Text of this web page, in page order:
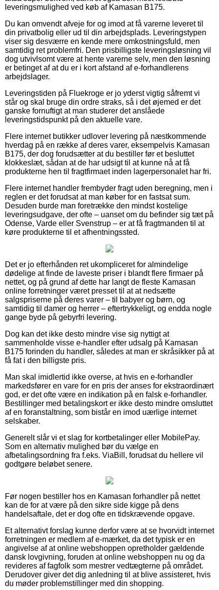
leveringsmulighed ved køb af Kamasan B175.
Du kan omvendt afveje for og imod at få varerne leveret til
din privatbolig eller ud til din arbejdsplads. Leveringstypen
viser sig desværre en kende mere omkostningsfuld, men
samtidig ret problemfri. Den prisbilligste leveringsløsning vil
dog utvivlsomt være at hente varerne selv, men den løsning
er betinget af at du er i kort afstand af e-forhandlerens
arbejdslager.
Leveringstiden på Fluekroge er jo yderst vigtig såfremt vi
står og skal bruge din ordre straks, så i det øjemed er det
ganske fornuftigt at man studerer det anslåede
leveringstidspunkt på den aktuelle vare.
Flere internet butikker udlover levering på næstkommende
hverdag på en række af deres varer, eksempelvis Kamasan
B175, der dog forudsætter at du bestiller før et besluttet
klokkeslæt, sådan at de har udsigt til at kunne nå at få
produkterne hen til fragtfirmaet inden lagerpersonalet har fri.
Flere internet handler frembyder fragt uden beregning, men i
reglen er det forudsat at man køber for en fastsat sum.
Desuden burde man foretrække den mindst kostelige
leveringsudgave, der ofte – uanset om du befinder sig tæt på
Odense, Varde eller Svenstrup – er at få fragtmanden til at
køre produkterne til et afhentningssted.
Det er jo efterhånden ret ukompliceret for almindelige
dødelige at finde de laveste priser i blandt flere firmaer på
nettet, og på grund af dette har langt de fleste Kamasan
online forretninger været presset til at at nedsætte
salgspriserne på deres varer – til babyer og børn, og
samtidig til damer og herrer – eftertrykkeligt, og endda nogle
gange byde på gebyrfri levering.
Dog kan det ikke desto mindre vise sig nyttigt at
sammenholde visse e-handler efter udsalg på Kamasan
B175 forinden du handler, således at man er skråsikker på at
få fat i den billigste pris.
Man skal imidlertid ikke overse, at hvis en e-forhandler
markedsfører en vare for en pris der anses for ekstraordinært
god, er det ofte være en indikation på en falsk e-forhandler.
Bestillinger med betalingskort er ikke desto mindre omsluttet
af en foranstaltning, som bistår en imod uærlige internet
selskaber.
Generelt slår vi et slag for kortbetalinger eller MobilePay.
Som en alternativ mulighed bør du vælge en
afbetalingsordning fra f.eks. ViaBill, forudsat du hellere vil
godtgøre beløbet senere.
Før nogen bestiller hos en Kamasan forhandler på nettet
kan de for at være på den sikre side kigge på dens
handelsaftale, det er dog ofte en tidskrævende opgave.
Et alternativt forslag kunne derfor være at se hvorvidt internet
forretningen er medlem af e-mærket, da det typisk er en
angivelse af at online webshoppen opretholder gældende
dansk lovgivning, foruden at online webshoppen nu og da
revideres af fagfolk som mestrer vedtægterne på området.
Derudover giver det dig anledning til at blive assisteret, hvis
du møder problemstillinger med din shopping.